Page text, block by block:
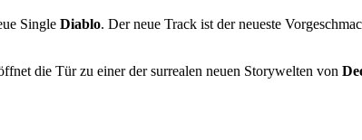
Single Diablo. Der neue Track ist der neueste
die Tür zu einer der surrealen neuen Storywelten von